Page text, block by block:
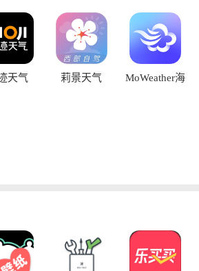
气最准的软件有那些，这里为你整理了
准、更新及时的天气工具。帮助你轻松
每一天。
天气 莉景天气
MoWeather海